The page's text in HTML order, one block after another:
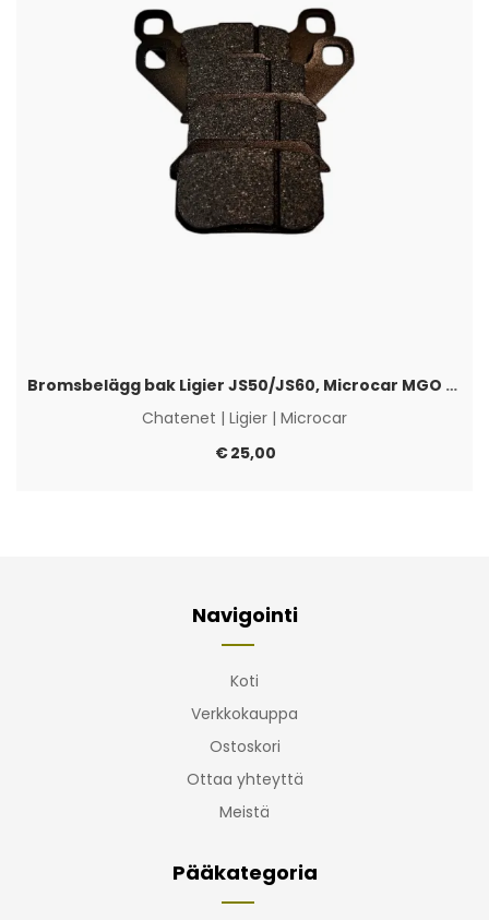
Bromsbelägg bak Ligier JS50/JS60, Microcar MGO 6 & Chatenet CH26/46
Chatenet | Ligier | Microcar
€25,00
Navigointi
Koti
Verkkokauppa
Ostoskori
Ottaa yhteyttä
Meistä
Pääkategoria